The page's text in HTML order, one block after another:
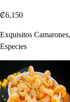
₡6,150
Exquisitos
Especies